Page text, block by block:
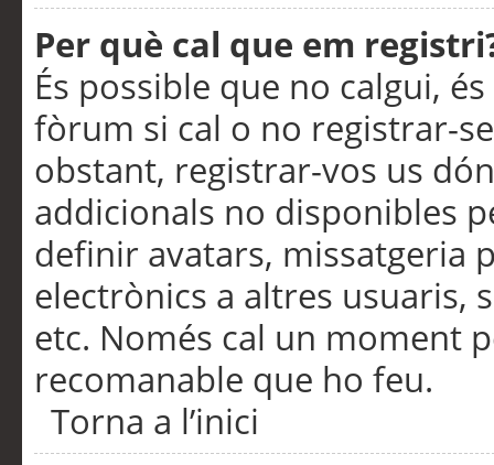
Per què cal que em
És possible que no calgui,
fòrum si cal o no registrar-
obstant, registrar-vos us
addicionals no disponibles
definir avatars, missatgeria
electrònics a altres usuaris,
etc. Només cal un moment
recomanable que ho feu.
Torna a l’inici